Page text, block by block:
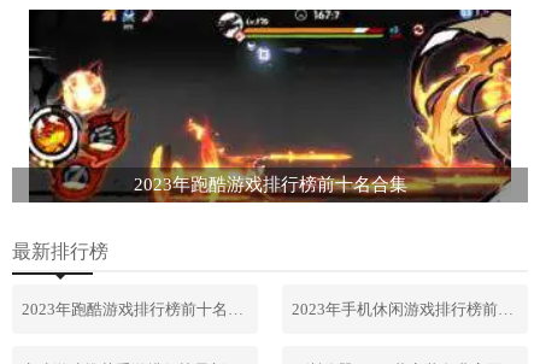
2023年跑酷游戏排行榜前十名合集
最新排行榜
2023年跑酷游戏排行榜前十名合集 2023年手机休闲游戏排行榜前十名